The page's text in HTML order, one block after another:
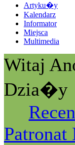
Artyku�y
Kalendarz
Informator
Miejsca
Multimedia
Witaj
Dzia�y